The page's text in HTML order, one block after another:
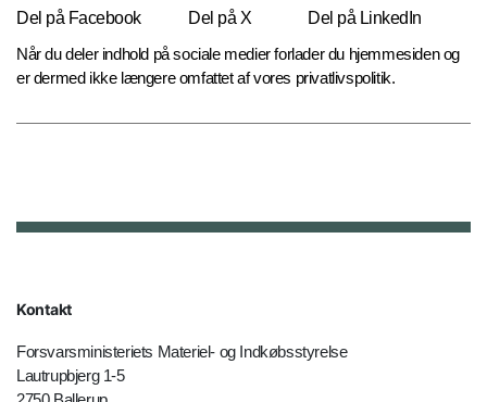
Del på Facebook Del på X
Del på LinkedIn
Når du deler indhold på sociale medier forlader du hjemmesiden og
er dermed ikke længere omfattet af vores privatlivspolitik.
Kontakt
Forsvarsministeriets Materiel- og Indkøbsstyrelse
Lautrupbjerg 1-5